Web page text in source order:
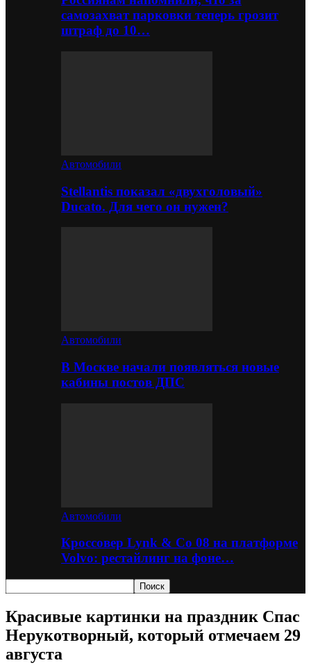
самозахват парковки теперь грозит
штраф до 10…
Автомобили
Stellantis показал «двухголовый»
Ducato. Для чего он нужен?
Автомобили
В Москве начали появляться новые
кабины постов ДПС
Автомобили
Кроссовер Lynk & Co 08 на платформе
Volvo: рестайлинг на фоне…
Красивые картинки на праздник Спас
Нерукотворный, который отмечаем 29
августа